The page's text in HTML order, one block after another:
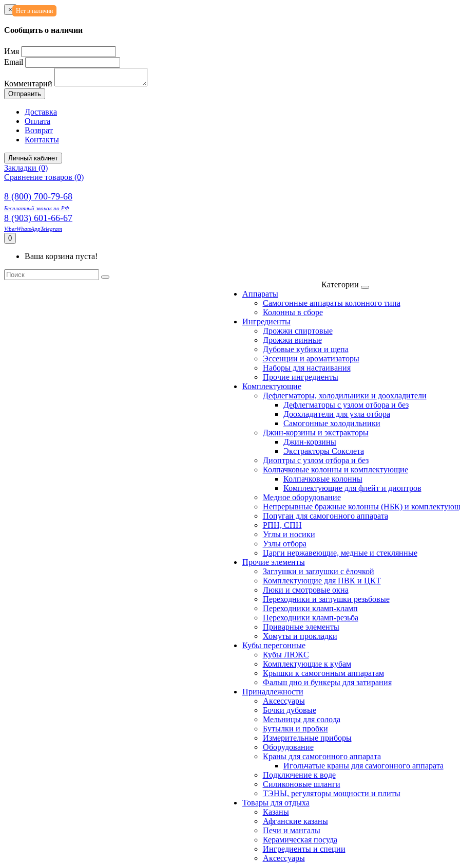
×
Сообщить о наличии
Имя
Email
Комментарий
Отправить
Доставка
Оплата
Возврат
Контакты
Личный кабинет
Закладки (0)
Сравнение товаров (0)
8 (800) 700-79-68
Бесплатный звонок по РФ
8 (903) 601-66-67
ViberWhatsAppTelegram
0
Ваша корзина пуста!
Категории
Аппараты
Самогонные аппараты колонного типа
Колонны в сборе
Ингредиенты
Дрожжи спиртовые
Дрожжи винные
Дубовые кубики и щепа
Эссенции и ароматизаторы
Наборы для настаивания
Прочие ингредиенты
Комплектующие
Дефлегматоры, холодильники и доохладители
Дефлегматоры с узлом отбора и без
Доохладители для узла отбора
Самогонные холодильники
Джин-корзины и экстракторы
Джин-корзины
Экстракторы Сокслета
Диоптры с узлом отбора и без
Колпачковые колонны и комплектующие
Колпачковые колонны
Комплектующие для флейт и диоптров
Медное оборудование
Непрерывные бражные колонны (НБК) и
Попугаи для самогонного аппарата
РПН, СПН
Углы и носики
Узлы отбора
Царги нержавеющие, медные и стеклянные
Прочие элементы
Заглушки и заглушки с ёлочкой
Комплектующие для ПВК и ЦКТ
Люки и смотровые окна
Переходники и заглушки резьбовые
Переходники кламп-кламп
Переходники кламп-резьба
Приварные элементы
Хомуты и прокладки
Кубы перегонные
Кубы ЛЮКС
Комплектующие к кубам
Крышки к самогонным аппаратам
Фальш дно и бункеры для затирания
Принадлежности
Аксессуары
Бочки дубовые
Мельницы для солода
Бутылки и пробки
Измерительные приборы
Оборудование
Краны для самогонного аппарата
Игольчатые краны для самогонного аппарата
Подключение к воде
Силиконовые шланги
ТЭНЫ, регуляторы мощности и плиты
Товары для отдыха
Казаны
Афганские казаны
Печи и мангалы
Керамическая посуда
Ингредиенты и специи
Аксессуары
Нет в наличии